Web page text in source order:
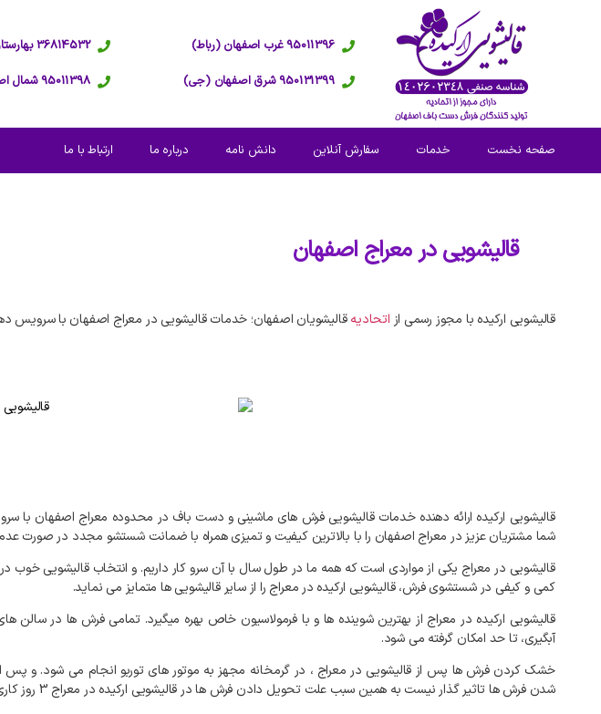
95011396 غرب اصفهان (رباط)
950131399 شرق اصفهان (جی)
36814532 بهارستان و سپاهان شهر (فروردین)
95011398 شمال اصفهان (میدان لاله)
صفحه نخست خدمات سفارش آنلاین دانش نامه درباره ما ارتباط با ما
قالیشویی درمعراج اصفهان
قالیشویی ارکیده با مجوز رسمی از اتحادیهقالیشویان اصفهان؛ خدمات قالیشویی در معراج اصفهان با
قالیشویی ارکیده ارائه دهنده خدمات قالیشویی فرش های ماشینی و دست باف در محدوده معراج اصفهان با
شما مشتریان عزیز در معراج اصفهان را با بالاترین کیفیت و تمیزی همراه با ضمانت شستشو مجدد در صورت
قالیشویی در معراج یکی از مواردی است که همه ما در طول سال با آن سرو کار داریم.و انتخاب قالیشویی خوب در
کمی و کیفی در شستشوی فرش، قالیشویی ارکیده در معراج را از سایر قالیشویی ها متمایز می نماید.
قالیشویی ارکیده در معراج از بهترین شوینده ها و با فرمولاسیون خاص بهره میگیرد.تمامی فرش ها در سالن
آبگیری، تاحد امکان گرفته می شود.
خشک کردن فرش ها پس از قالیشویی در معراج ، در گرمخانه مجهز به موتور های توربو انجام می شود.و پس
شدن فرش هاتاثیر گذار نیست به همین سبب علت تحویل دادن فرش ها در قالیشویی ارکیده در معراج روز